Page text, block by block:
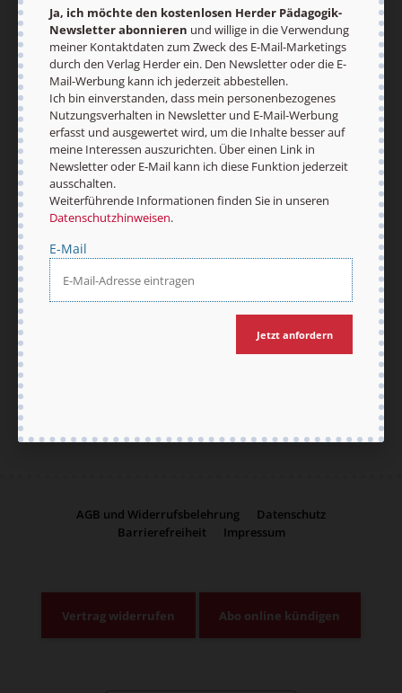
Pädagogik-Newsletter abonnierenund willige in
die Verwendung meiner Kontaktdaten zum Zweck
des E-Mail-Marketings durch den Verlag Herder
ein. Den Newsletter oder die E-Mail-Werbung kann
ich jederzeit abbestellen.
Ich bin einverstanden, dass mein
personenbezogenes Nutzungsverhalten in
Newsletter und E-Mail-Werbung erfasst und
ausgewertet wird, um die Inhalte besser auf
meine Interessen auszurichten. Über einen Link in
Newsletter oder E-Mail kann ich diese Funktion
jederzeit ausschalten.
Weiterführende Informationen finden Sie in
unserenDatenschutzhinweisen
E-Mail
AGB und Widerrufsbelehrung
Datenschutz
Barrierefreiheit
Impressum
Vertrag widerrufen Abo online kündigen
Ja, ich möchte den kostenlosen Herder Pädagogik-
Newsletter abonnieren und willige in die Verwendung
meiner Kontaktdaten zum Zweck des E-Mail-Marketings
durch den Verlag Herder ein. Den Newsletter oder die E-
Mail-Werbung kann ich jederzeit abbestellen.
Ich bin einverstanden, dass mein personenbezogenes
Nutzungsverhalten in Newsletter und E-Mail-Werbung
erfasst und ausgewertet wird, um die Inhalte besser auf
meine Interessen auszurichten. Über einen Link in
Newsletter oder E-Mail kann ich diese Funktion jederzeit
ausschalten.
Weiterführende Informationen finden Sie in unseren
Datenschutzhinweisen.
E-Mail
Jetzt anfordern